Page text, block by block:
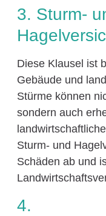
3. Sturm-
Diese Klausel ist
Gebäude und
Stürme können
sondern auch
Sturm- und
Schäden ab und
4.